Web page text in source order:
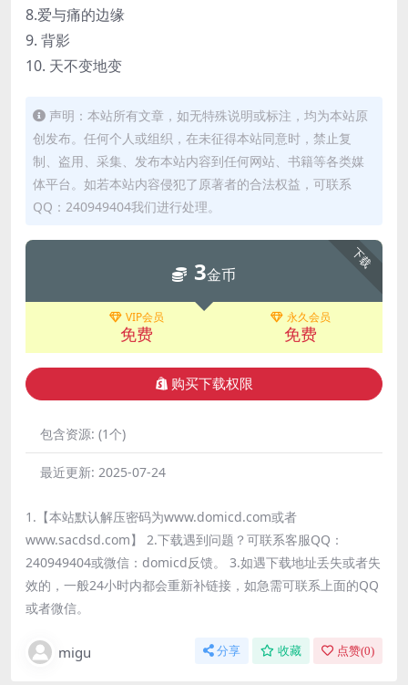
8.爱与痛的边缘
9. 背影
10. 天不变地变
声明：本站所有文章，如无特殊说明或标注，均为本站原
创发布。任何个人或组织，在未征得本站同意时，禁止复
制、盗用、采集、发布本站内容到任何网站、书籍等各类媒
体平台。如若本站内容侵犯了原著者的合法权益，可联系
QQ：240949404我们进行处理。
下载
3金币
VIP会员
免费
永久会员
免费
购买下载权限
包含资源: (1个)
最近更新: 2025-07-24
1.【本站默认解压密码为www.domicd.com或者
www.sacdsd.com】 2.下载遇到问题？可联系客服QQ：
240949404或微信：domicd反馈。 3.如遇下载地址丢失或者失
效的，一般24小时内都会重新补链接，如急需可联系上面的QQ
或者微信。
migu 分享 收藏 点赞(0)